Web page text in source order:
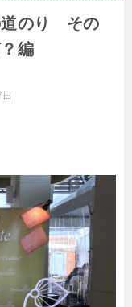
道のり その
編